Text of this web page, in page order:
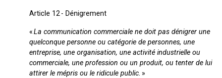
Article 12 - Dénigrement
«La communication commerciale ne doit pas dénigrer une
quelconque personne ou catégorie de personnes, une
entreprise, une organisation, une activité industrielle ou
commerciale, une profession ou un produit, ou tenter de lui
attirer le mépris ou le ridicule public. »